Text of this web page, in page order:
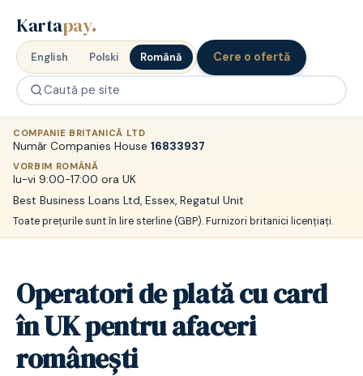
Kartapay.
English Polski Română Cere o ofertă
COMPANIE BRITANICĂ LTD
Număr Companies House 16833937
VORBIM ROMÂNĂ
lu-vi 9:00-17:00 ora UK
Best Business Loans Ltd, Essex, Regatul Unit
Toate prețurile sunt în lire sterline (GBP). Furnizori britanici licențiați.
Operatori de plată cu card
în UK pentru afaceri
românești